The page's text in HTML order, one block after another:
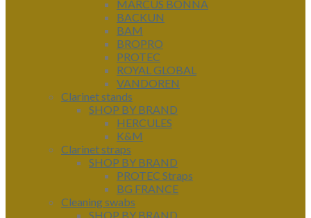
MARCUS BONNA
BACKUN
BAM
BROPRO
PROTEC
ROYAL GLOBAL
VANDOREN
Clarinet stands
SHOP BY BRAND
HERCULES
K&M
Clarinet straps
SHOP BY BRAND
PROTEC Straps
BG FRANCE
Cleaning swabs
SHOP BY BRAND